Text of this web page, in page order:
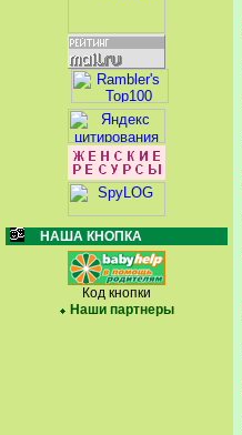
НАША КНОПКА
Код кнопки
Наши партнеры